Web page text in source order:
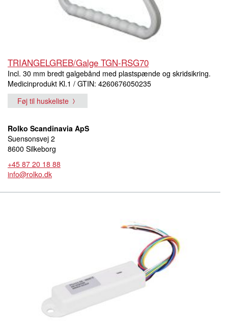
TRIANGELGREB/Galge TGN-RSG70
Incl. 30 mm bredt galgebånd med plastspænde og skridsikring.
Medicinprodukt Kl.1 / GTIN: 4260676050235
Føj til huskeliste
Rolko Scandinavia ApS
Suensonsvej 2
8600 Silkeborg
+45 87 20 18 88
info@rolko.dk